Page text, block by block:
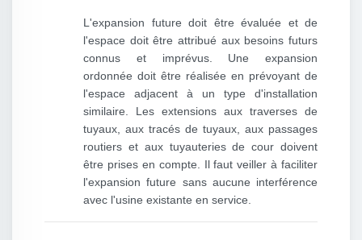
L'expansion future doit être évaluée et de
l'espace doit être attribué aux besoins futurs
connus et imprévus. Une expansion
ordonnée doit être réalisée en prévoyant de
l'espace adjacent à un type d'installation
similaire. Les extensions aux traverses de
tuyaux, aux tracés de tuyaux, aux passages
routiers et aux tuyauteries de cour doivent
être prises en compte. Il faut veiller à faciliter
l'expansion future sans aucune interférence
avec l'usine existante en service.